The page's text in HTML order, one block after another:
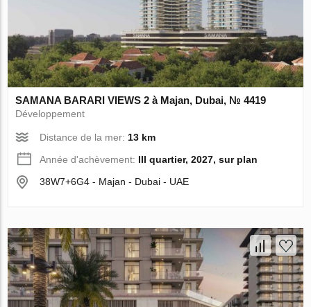
SAMANA BARARI VIEWS 2 à Majan, Dubai, № 4419
Développement
Distance de la mer: 13 km
Année d'achèvement: III quartier, 2027, sur plan
38W7+6G4 - Majan - Dubai - UAE